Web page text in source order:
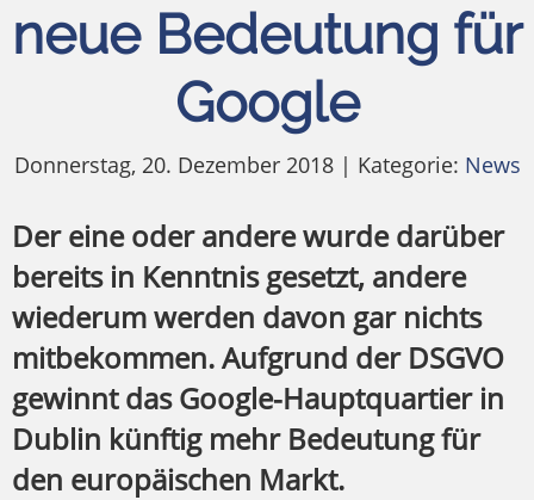
neue Bedeutung für
Google
Donnerstag, 20. Dezember 2018 | Kategorie: News
Der eine oder andere wurde darüber
bereits in Kenntnis gesetzt, andere
wiederum werden davon gar nichts
mitbekommen. Aufgrund der DSGVO
gewinnt das Google-Hauptquartier in
Dublin künftig mehr Bedeutung für
den europäischen Markt.